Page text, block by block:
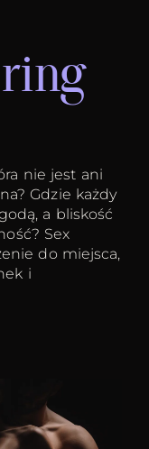
nie jest ani
Gdzie każdy
a bliskość
Sex
do miejsca,
i